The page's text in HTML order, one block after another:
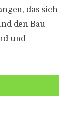
das sich
den Bau
und